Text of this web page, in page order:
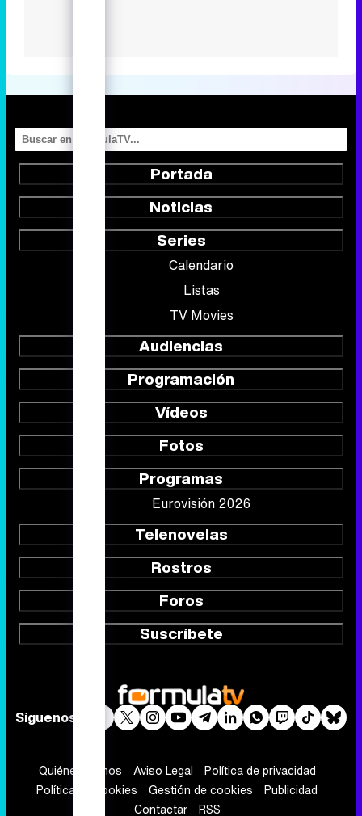
Portada
Noticias
Series
Calendario
Listas
TV Movies
Audiencias
Programación
Vídeos
Fotos
Programas
Eurovisión 2026
Telenovelas
Rostros
Foros
Suscríbete
Síguenos
Quiénes somos Aviso Legal
Política de privacidad
Política de cookies
Gestión de cookies
Publicidad
Contactar
RSS